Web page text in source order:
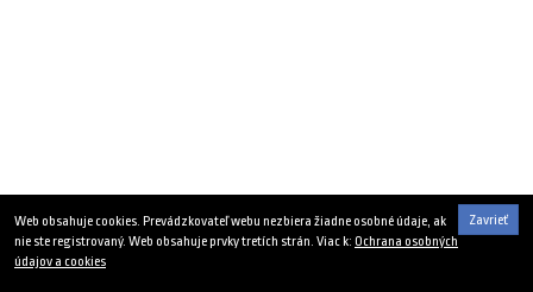
Zavrieť
Web obsahuje cookies. Prevádzkovateľ webu nezbiera žiadne osobné údaje, ak
nie ste registrovaný. Web obsahuje prvky tretích strán. Viac k: Ochrana osobných
údajov a cookies